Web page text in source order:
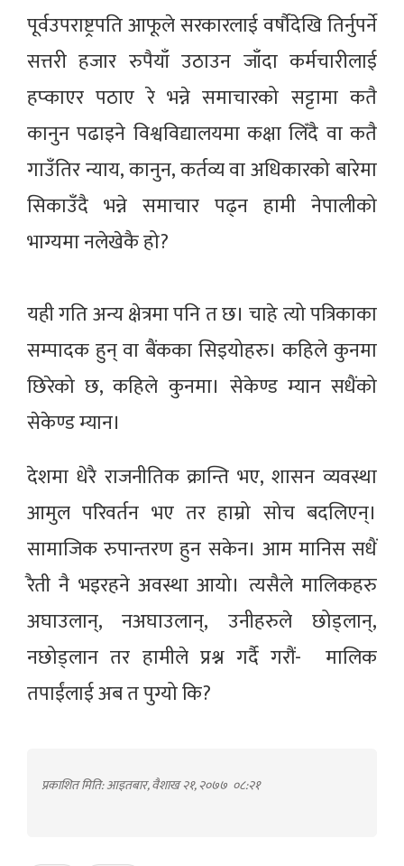
पूर्वउपराष्ट्रपति आफूले सरकारलाई वर्षौदेखि तिर्नुपर्ने
सत्तरी हजार रुपैयाँ उठाउन जाँदा कर्मचारीलाई
हप्काएर पठाए रे भन्ने समाचारको सट्टामा कतै
कानुन पढाइने विश्वविद्यालयमा कक्षा लिँदै वा कतै
गाउँतिर न्याय, कानुन, कर्तव्य वा अधिकारको बारेमा
सिकाउँदै भन्ने समाचार पढ्न हामी नेपालीको
भाग्यमा नलेखेकै हो?
यही गति अन्य क्षेत्रमा पनि त छ। चाहे त्यो पत्रिकाका
सम्पादक हुन् वा बैंकका सिइयोहरु। कहिले कुनमा
छिरेको छ, कहिले कुनमा। सेकेण्ड म्यान सधैंको
सेकेण्ड म्यान।
देशमा धेरै राजनीतिक क्रान्ति भए, शासन व्यवस्था
आमुल परिवर्तन भए तर हाम्रो सोच बदलिएन्।
सामाजिक रुपान्तरण हुन सकेन। आम मानिस सधैं
रैती नै भइरहने अवस्था आयो। त्यसैले मालिकहरु
अघाउलान्, नअघाउलान्, उनीहरुले छोड्लान्,
नछोड्लान तर हामीले प्रश्न गर्दै गरौं- मालिक
तपाईंलाई अब त पुग्यो कि?
प्रकाशित मिति: आइतबार, वैशाख २१, २०७७ ०८:२१